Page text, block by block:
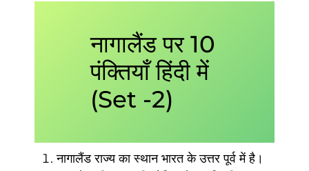
नागालैंड पर 10
पंक्तियाँ हिंदी में
(Set -2)
नागालैंड राज्य का स्थान भारत के उत्तर पूर्व में है।